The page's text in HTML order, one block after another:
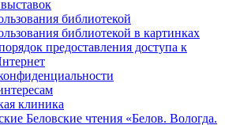
библиотекой
библиотекой в картинках
предоставления доступа к
клиника
Беловские чтения «Белов. Вологда.